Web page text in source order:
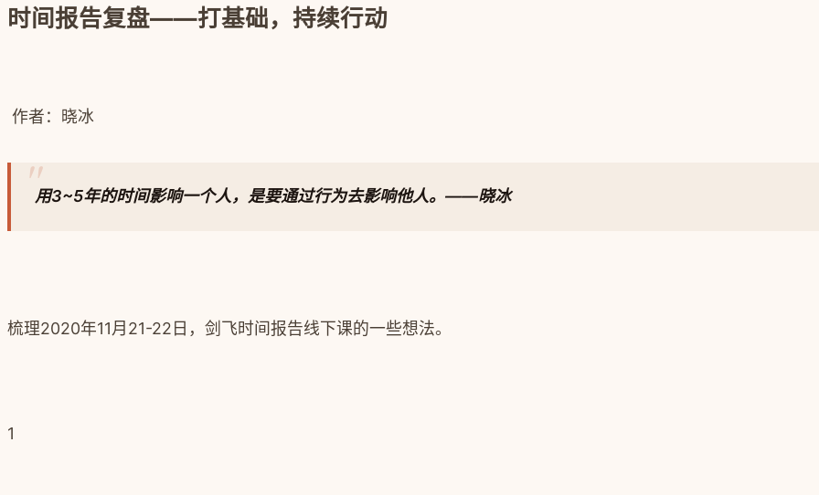
时间报告复盘——打基础，持续行动
作者：晓冰
用3~5年的时间影响一个人，是要通过行为去影响他人。 ——晓冰
梳理2020年11月21-22日，剑飞时间报告线下课的一些想法。
1